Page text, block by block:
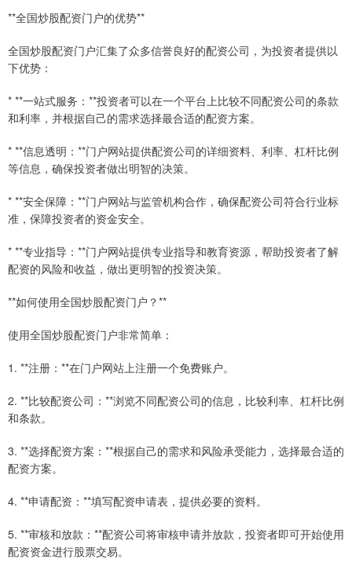
**全国炒股配资门户的优势**
全国炒股配资门户汇集了众多信誉良好的配资公司，为投资者提供以
下优势：
* **一站式服务：**投资者可以在一个平台上比较不同配资公司的条款
和利率，并根据自己的需求选择最合适的配资方案。
* **信息透明：**门户网站提供配资公司的详细资料、利率、杠杆比例
等信息，确保投资者做出明智的决策。
* **安全保障：**门户网站与监管机构合作，确保配资公司符合行业标
准，保障投资者的资金安全。
* **专业指导：**门户网站提供专业指导和教育资源，帮助投资者了解
配资的风险和收益，做出更明智的投资决策。
**如何使用全国炒股配资门户？**
使用全国炒股配资门户非常简单：
1. **注册：**在门户网站上注册一个免费账户。
2. **比较配资公司：**浏览不同配资公司的信息，比较利率、杠杆比例
和条款。
3. **选择配资方案：**根据自己的需求和风险承受能力，选择最合适的
配资方案。
4. **申请配资：**填写配资申请表，提供必要的资料。
5. **审核和放款：**配资公司将审核申请并放款，投资者即可开始使用
配资资金进行股票交易。